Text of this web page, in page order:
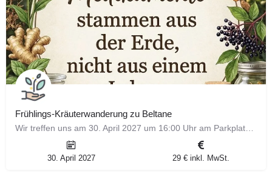
Frühlings-Kräuterwanderung zu Beltane
30. April 2027 29 € inkl. MwSt.